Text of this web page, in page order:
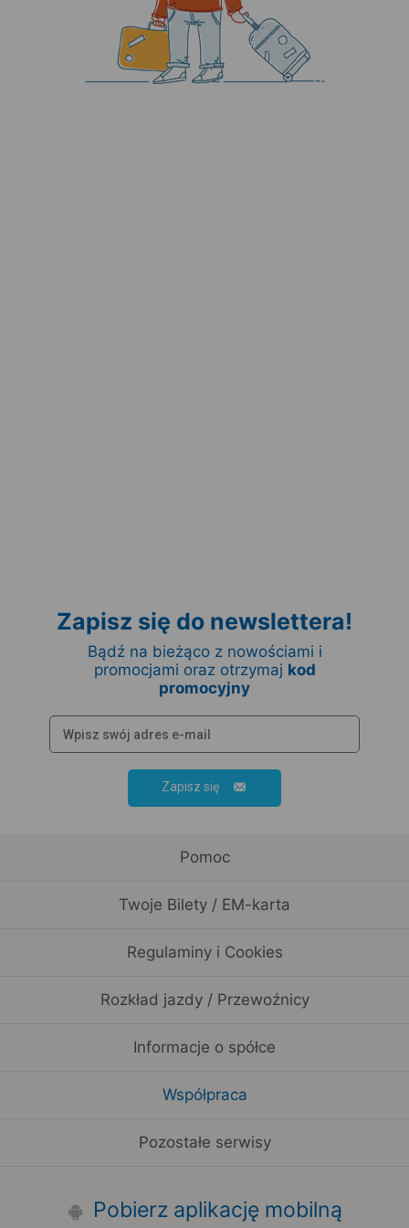
Zapisz się do newslettera!
Bądź na bieżąco z nowościami i
promocjami oraz otrzymaj kod
promocyjny
Zapisz się
Pomoc
Twoje Bilety / EM-karta
Regulaminy i Cookies
Rozkład jazdy / Przewoźnicy
Informacje o spółce
Współpraca
Pozostałe serwisy
Pobierz aplikację mobilną